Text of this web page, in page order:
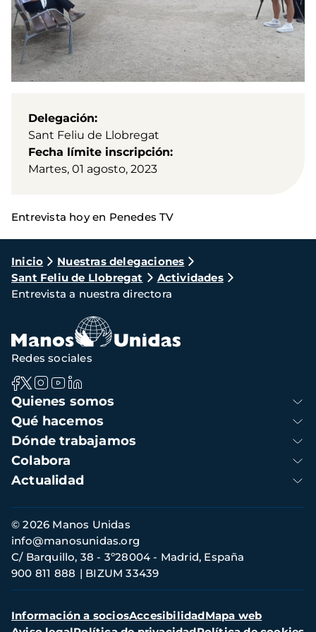
Delegación
Sant Feliu de Llobregat
Fecha límite inscripción
Martes, 01 agosto, 2023
Entrevista hoy en Penedes TV
Ruta
de
navegación
Inicio
Nuestras delegaciones
Sant Feliu de Llobregat
Actividades
Entrevista a nuestra directora
Navegación
principal
Quienes somos
Qué hacemos
Dónde trabajamos
Colabora
Actualidad
Redes sociales
Información
de
contacto
© 2026 Manos Unidas
C/ Barquillo, 38 - 3º28004 - Madrid, España
900 811 888
BIZUM 33439
info@manosunidas.org
Menú
secundario
Información a sociosAccesibilidadMapa web